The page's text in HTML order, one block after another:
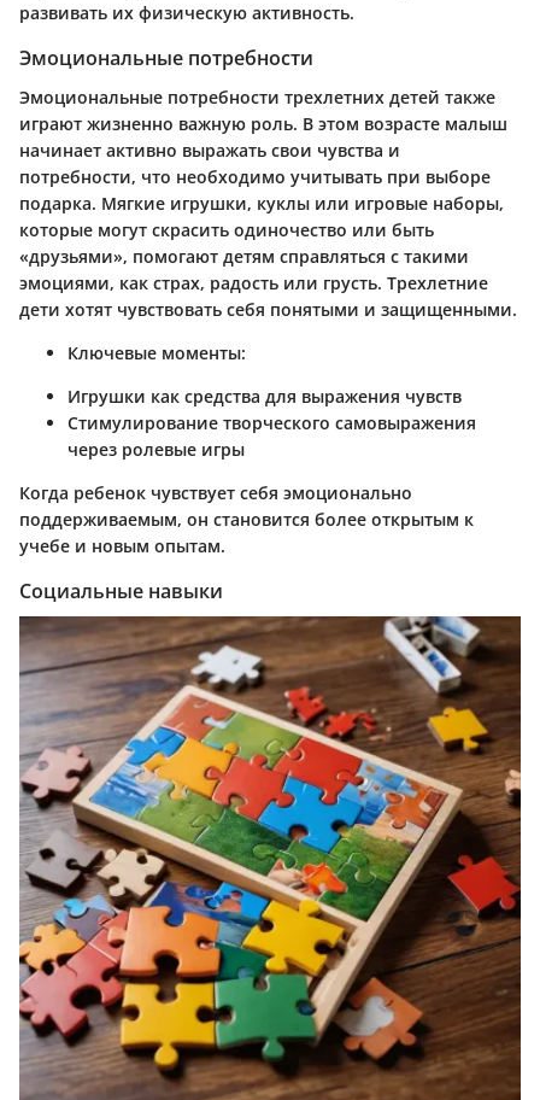
развивать их физическую активность.
Эмоциональные потребности
Эмоциональные потребности трехлетних детей также
играют жизненно важную роль. В этом возрасте малыш
начинает активно выражать свои чувства и
потребности, что необходимо учитывать при выборе
подарка. Мягкие игрушки, куклы или игровые наборы,
которые могут скрасить одиночество или быть
«друзьями», помогают детям справляться с такими
эмоциями, как страх, радость или грусть. Трехлетние
дети хотят чувствовать себя понятыми и защищенными.
Ключевые моменты:
Игрушки как средства для выражения чувств
Стимулирование творческого самовыражения
через ролевые игры
Когда ребенок чувствует себя эмоционально
поддерживаемым, он становится более открытым к
учебе и новым опытам.
Социальные навыки